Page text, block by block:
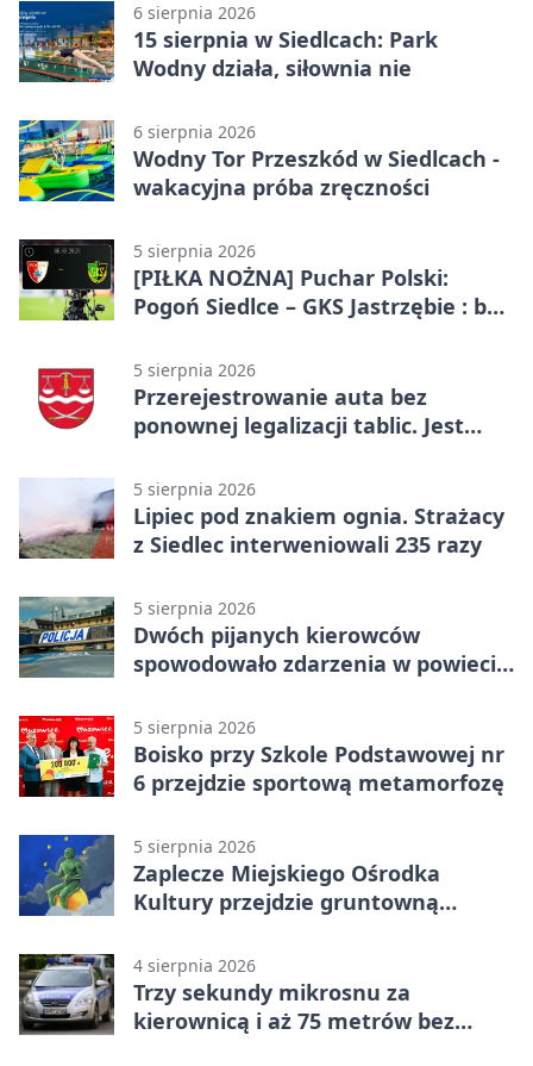
6 sierpnia 2026
15 sierpnia w Siedlcach: Park
Wodny działa, siłownia nie
6 sierpnia 2026
Wodny Tor Przeszkód w Siedlcach -
wakacyjna próba zręczności
5 sierpnia 2026
[PIŁKA NOŻNA] Puchar Polski:
Pogoń Siedlce – GKS Jastrzębie : bez
5 sierpnia 2026
Przerejestrowanie auta bez
ponownej legalizacji tablic. Jest
5 sierpnia 2026
Lipiec pod znakiem ognia. Strażacy
z Siedlec interweniowali 235 razy
5 sierpnia 2026
Dwóch pijanych kierowców
spowodowało zdarzenia w powiecie
5 sierpnia 2026
Boisko przy Szkole Podstawowej nr
6 przejdzie sportową metamorfozę
5 sierpnia 2026
Zaplecze Miejskiego Ośrodka
Kultury przejdzie gruntowną
4 sierpnia 2026
Trzy sekundy mikrosnu za
kierownicą i aż 75 metrów bez